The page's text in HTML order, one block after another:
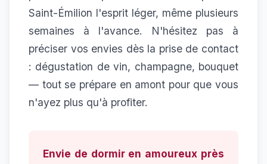
Saint-Émilion l'esprit léger, même plusieurs
semaines à l'avance. N'hésitez pas à
préciser vos envies dès la prise de contact
: dégustation de vin, champagne, bouquet
— tout se prépare en amont pour que vous
n'ayez plus qu'à profiter.
Envie de dormir en amoureux près